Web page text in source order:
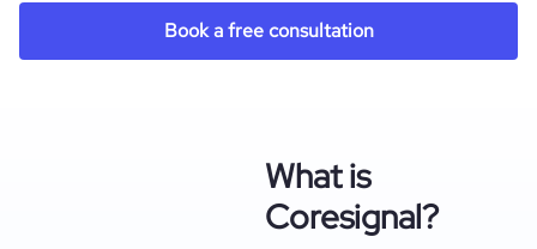
Book a free consultation
What is
Coresignal?